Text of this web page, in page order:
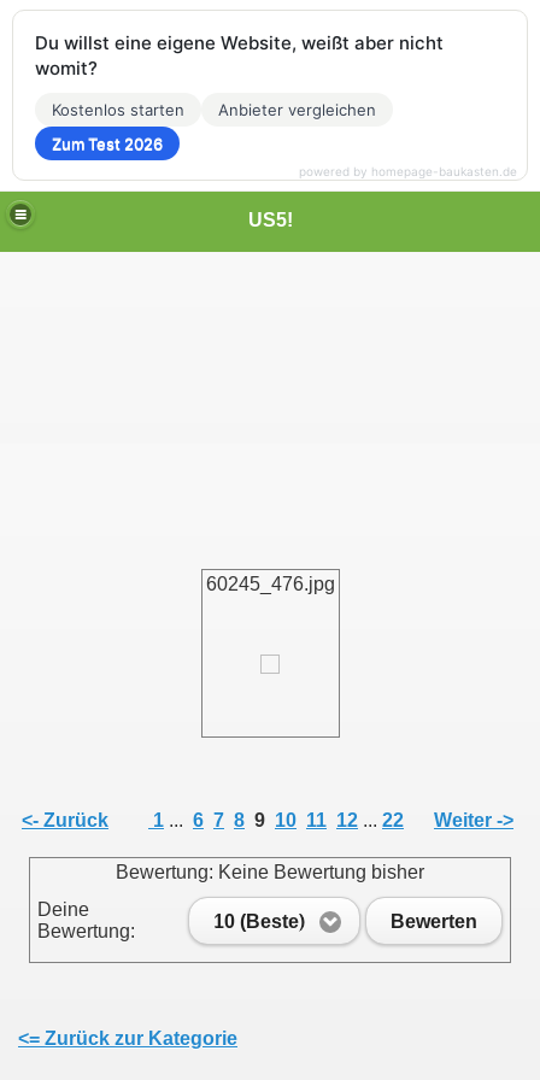
US5!
60245_476.jpg
<- Zurück 1 ... 6 7 8 9 10 11 12 ... 22 Weiter ->
Bewertung: Keine Bewertung bisher
Deine
Bewertung:
10 (Beste) Bewerten
<= Zurück zur Kategorie
Du willst eine eigene Website, weißt aber nicht
womit?
Kostenlos starten
Anbieter vergleichen
Zum Test 2026
powered by homepage-baukasten.de